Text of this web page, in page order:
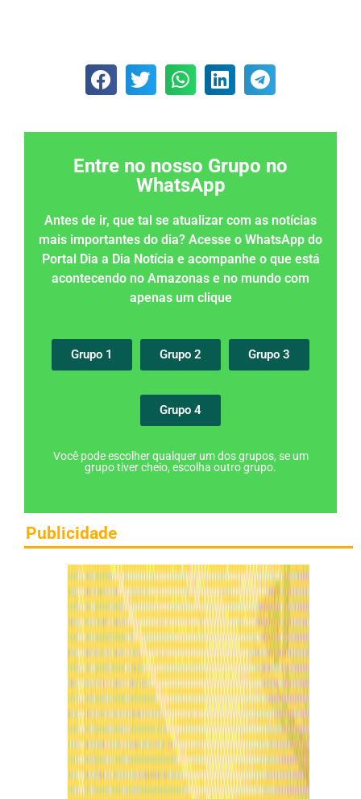
Entre no nosso Grupo no
WhatsApp
Antes de ir, que tal se atualizar com as notícias
mais importantes do dia? Acesse o WhatsApp do
Portal Dia a Dia Notícia e acompanhe o que está
acontecendo no Amazonas e no mundo com
apenas um clique
Grupo 1 Grupo 2 Grupo 3
Grupo 4
Você pode escolher qualquer um dos grupos, se um
grupo tiver cheio, escolha outro grupo.
Publicidade